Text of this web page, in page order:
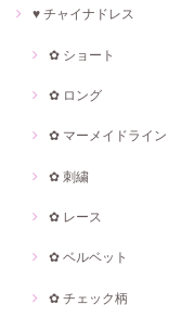
♥ チャイナドレス
✿ ショート
✿ ロング
✿ マーメイドライン
✿ 刺繍
✿ レース
✿ ベルベット
✿ チェック柄